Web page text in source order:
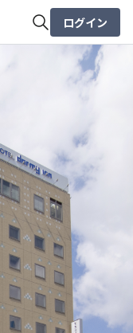
ログイン